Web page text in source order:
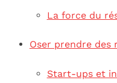
La force du
Oser prendre des
Start-ups et